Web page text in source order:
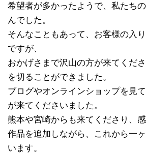
希望者が多かったようで、私たち
んでした。
そんなこともあって、お客様の入
ですが、
おかげさまで沢山の方が来てくだ
を切ることができました。
ブログやオンラインショップを見
が来てくださいました。
熊本や宮崎からも来てくださり、感
作品を追加しながら、これから一
います。